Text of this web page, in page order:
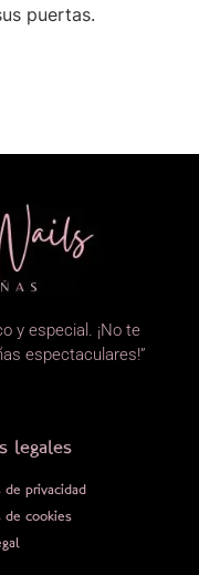
puertas.
y especial. ¡No te
espectaculares!”
legales
de privacidad
de cookies